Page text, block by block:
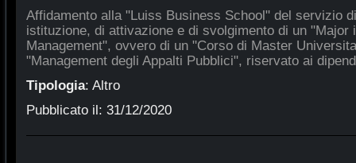
Affidamento alla "Luiss Business School" del servizio
istituzione, di attivazione e di svolgimento di un "Major
Management", ovvero di un "Corso di Master
"Management degli Appalti Pubblici", riservato ai
Tipologia: Altro
Pubblicato il: 31/12/2020